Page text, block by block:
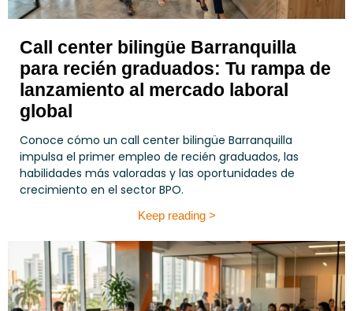
Call center bilingüe Barranquilla
para recién graduados: Tu rampa de
lanzamiento al mercado laboral
global
Conoce cómo un call center bilingüe Barranquilla
impulsa el primer empleo de recién graduados, las
habilidades más valoradas y las oportunidades de
crecimiento en el sector BPO.
Keep reading >